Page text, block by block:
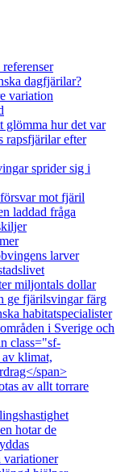
dagfjärilar?
variation
glömma hur det var
rapsfjärilar efter
sprider sig i
mot fjäril
laddad fråga
larver
miljontals dollar
ge fjärilsvingar färg
habitatspecialister
i Sverige och
class="sf-
klimat,
span>
av allt torrare
hotar de
variationer